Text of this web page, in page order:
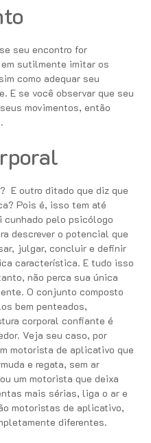
seu encontro for
sutilmente imitar os
como adequar seu
E se você observar que seu
movimentos, então
E outro ditado que diz que
Pois é, isso tem até
cunhado pelo psicólogo
descrever o potencial que
julgar, concluir e definir
característica. E tudo isso
não perca sua única
O conjunto composto
bem penteados,
corporal confiante é
Veja seu caso, por
motorista de aplicativo que
e regata, sem ar
um motorista que deixa
mais sérias, liga o ar e
motoristas de aplicativo,
diferentes.